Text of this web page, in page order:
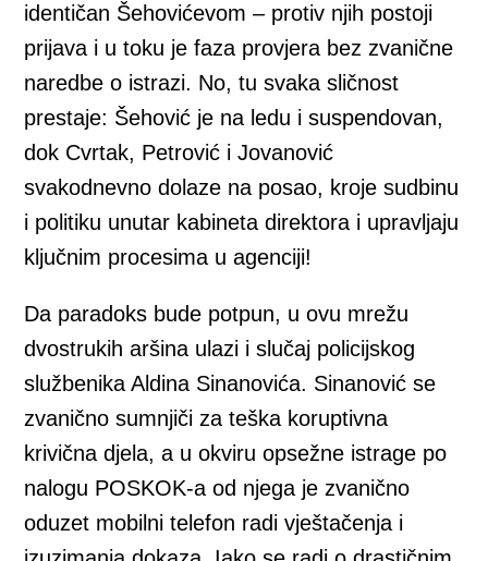
identičan Šehovićevom – protiv njih postoji
prijava i u toku je faza provjera bez zvanične
naredbe o istrazi. No, tu svaka sličnost
prestaje: Šehović je na ledu i suspendovan,
dok Cvrtak, Petrović i Jovanović
svakodnevno dolaze na posao, kroje sudbinu
i politiku unutar kabineta direktora i upravljaju
ključnim procesima u agenciji!
Da paradoks bude potpun, u ovu mrežu
dvostrukih aršina ulazi i slučaj policijskog
službenika Aldina Sinanovića. Sinanović se
zvanično sumnjiči za teška koruptivna
krivična djela, a u okviru opsežne istrage po
nalogu POSKOK-a od njega je zvanično
oduzet mobilni telefon radi vještačenja i